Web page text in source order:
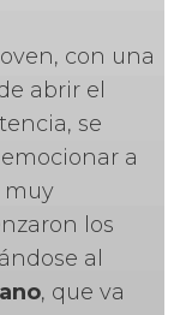
con una
abrir el
se
a
muy
los
al
, que va